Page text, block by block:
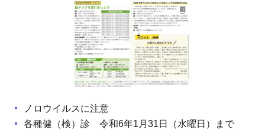
ノロウイルスに注意
各種健（検）診 令和6年1月31日（水曜日）まで